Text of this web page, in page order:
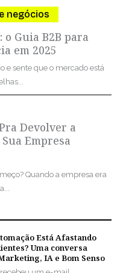
o Guia B2B para
em 2025
negócios
e sente que o mercado está
Devolver a
Empresa
Quando a empresa era
Está Afastando
Uma conversa
IA e Bom Senso